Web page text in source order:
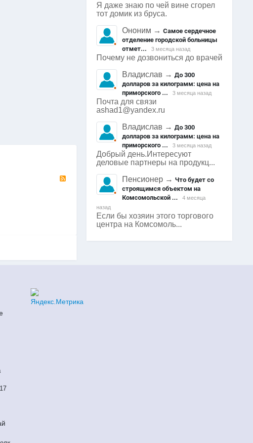
1568
Арсеньев
Я даже знаю по чей вине сгорел
тот домик из бруса.
Ононим →Самое сердечное
отделение городской больницы
отмет...
3 месяца назад
Почему не дозвониться до врачей
Владислав →До 300
долларов за килограмм: цена на
приморского ...
3 месяца назад
Почта для связи
ashad1@yandex.ru
Владислав →До 300
долларов за килограмм: цена на
приморского ...
3 месяца назад
Добрый день.Интересуют
деловые партнеры на продукц...
Пенсионер →Что будет со
строящимся объектом на
Комсомольской ...
4 месяца
назад
Если бы хозяин этого торгового
центра на Комсомоль...